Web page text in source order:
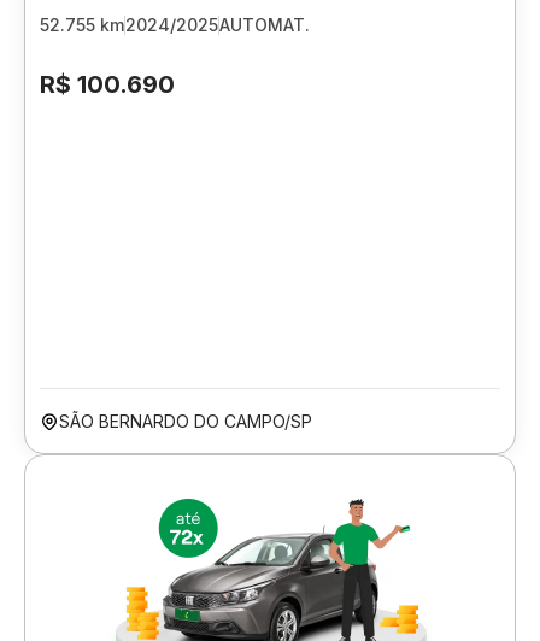
52.755 km2024/2025AUTOMAT.
R$ 100.690
SÃO BERNARDO DO CAMPO/SP